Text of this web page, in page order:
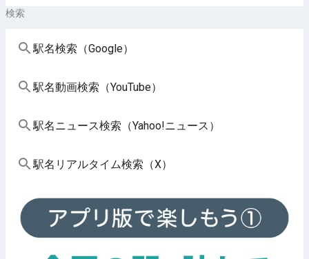
検索
駅名検索（Google）
駅名動画検索（YouTube）
駅名ニュース検索（Yahoo!ニュース）
駅名リアルタイム検索（X）